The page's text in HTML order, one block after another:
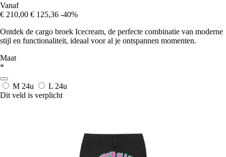
Vanaf
€ 210,00 € 125,36 -40%
Ontdek de cargo broek Icecream, de perfecte combinatie van moderne
stijl en functionaliteit, ideaal voor al je ontspannen momenten.
Maat
*
M 24u L 24u
Dit veld is verplicht